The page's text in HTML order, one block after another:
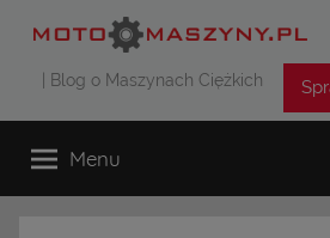
treści | Blog o Maszynach Ciężkich
Menu